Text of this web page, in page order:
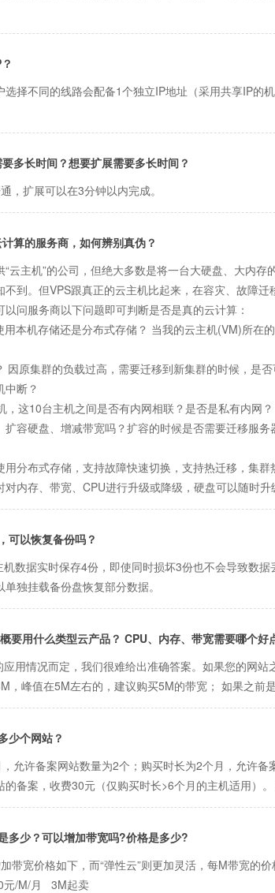
选择不同的线路会配备1个独立IP地址（采用共享IP
多长时间？想要扩展需要多长时间？
通，扩展可以在3分钟以内完成。
算的服务商，如何辨别真伪？
“云主机”的公司，但绝大多数是将一台大硬盘、大内
不到。但VPS跟真正的云主机比起来，在容灾、故障
问服务商以下问题即可判断是否是真的云计算：
本机存储还是分布式存储？ 当我的云主机(VM)所在
因原集群的负载过高，需要迁移到新集群的时候，是
中断？
，这10台主机之间是否有内网相联？是否是私有内网？
扩容硬盘、增减带宽吗？扩容的时候是否需要迁移服务
用分布式存储，支持故障快速切换，支持热迁移，集
内存、带宽、CPU进行升级或降级，硬盘可以随时
可以恢复备份吗？
数据实时保存4份，即使同时损坏3份也不会导致数
独挂载备份盘恢复部分数据。
要用什么类型云产品？ CPU、内存、带宽需要哪个
用情况而定，我们很难给出准确答案。如果您的网
，峰值在5M左右的，建议购买5M的带宽； 如果之前
少个网站？
允许备案网站数量为2个；购买时长为2个月，允许
的备案，收费30元（仅购买时长>6个月的主机适用）
多少？可以增加带宽吗?价格是多少?
带宽价格如下，而“弹性云”则更加灵活，每M带宽的价
元/M/月 3M起卖